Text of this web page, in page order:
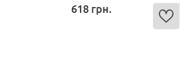
618 грн.